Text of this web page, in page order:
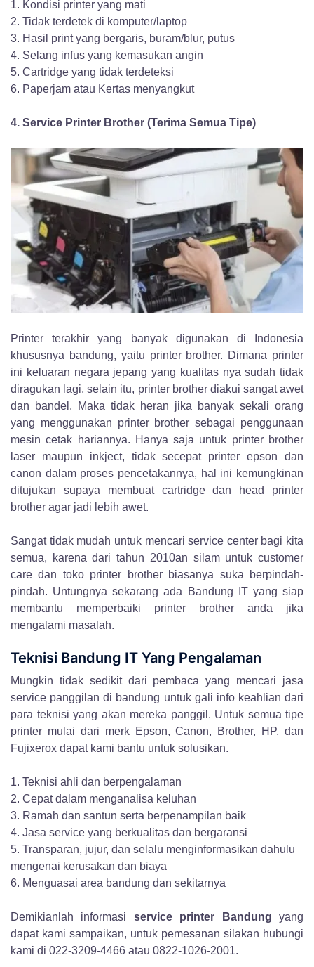
1. Kondisi printer yang mati
2. Tidak terdetek di komputer/laptop
3. Hasil print yang bergaris, buram/blur, putus
4. Selang infus yang kemasukan angin
5. Cartridge yang tidak terdeteksi
6. Paperjam atau Kertas menyangkut
4. Service Printer Brother (Terima Semua Tipe)
Printer terakhir yang banyak digunakan di Indonesia
khususnya bandung, yaitu printer brother. Dimana printer
ini keluaran negara jepang yang kualitas nya sudah tidak
diragukan lagi, selain itu, printer brother diakui sangat awet
dan bandel. Maka tidak heran jika banyak sekali orang
yang menggunakan printer brother sebagai penggunaan
mesin cetak hariannya. Hanya saja untuk printer brother
laser maupun inkject, tidak secepat printer epson dan
canon dalam proses pencetakannya, hal ini kemungkinan
ditujukan supaya membuat cartridge dan head printer
brother agar jadi lebih awet.
Sangat tidak mudah untuk mencari service center bagi kita
semua, karena dari tahun 2010an silam untuk customer
care dan toko printer brother biasanya suka berpindah-
pindah. Untungnya sekarang ada Bandung IT yang siap
membantu memperbaiki printer brother anda jika
mengalami masalah.
Teknisi Bandung IT Yang Pengalaman
Mungkin tidak sedikit dari pembaca yang mencari jasa
service panggilan di bandung untuk gali info keahlian dari
para teknisi yang akan mereka panggil. Untuk semua tipe
printer mulai dari merk Epson, Canon, Brother, HP, dan
Fujixerox dapat kami bantu untuk solusikan.
1. Teknisi ahli dan berpengalaman
2. Cepat dalam menganalisa keluhan
3. Ramah dan santun serta berpenampilan baik
4. Jasa service yang berkualitas dan bergaransi
5. Transparan, jujur, dan selalu menginformasikan dahulu
mengenai kerusakan dan biaya
6. Menguasai area bandung dan sekitarnya
Demikianlah informasi service printer Bandung yang
dapat kami sampaikan, untuk pemesanan silakan hubungi
kami di 022-3209-4466 atau 0822-1026-2001.